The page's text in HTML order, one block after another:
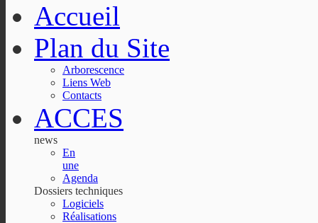
Accueil
Plan du Site
Arborescence
Liens Web
Contacts
ACCES
news
En
une
Agenda
Dossiers techniques
Logiciels
Réalisations